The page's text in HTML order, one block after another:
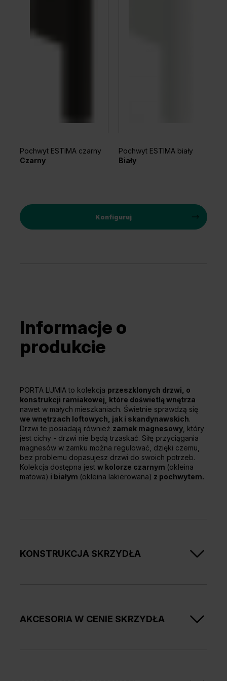
Pochwyt ESTIMA czarny
Czarny
Pochwyt ESTIMA biały
Biały
Konfiguruj
Informacje o
produkcie
PORTA LUMIA to kolekcja przeszklonych drzwi, o
konstrukcji ramiakowej, które doświetlą wnętrza
nawet w małych mieszkaniach. Świetnie sprawdzą się
we wnętrzach loftowych, jak i skandynawskich.
Drzwi te posiadają również zamek magnesowy , który
jest cichy - drzwi nie będą trzaskać. Siłę przyciągania
magnesów w zamku można regulować, dzięki czemu,
bez problemu dopasujesz drzwi do swoich potrzeb.
Kolekcja dostępna jest w kolorze czarnym (okleina
matowa) i białym (okleina lakierowana) z pochwytem.
KONSTRUKCJA SKRZYDŁA
hartowaną o grubości 6 mm.
AKCESORIA W CENIE SKRZYDŁA